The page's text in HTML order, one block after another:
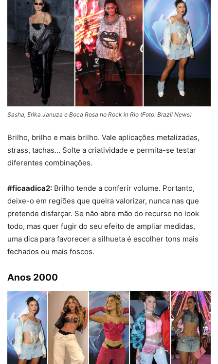
Sasha, Erika Januza e Boca Rosa no Rock in Rio (Foto: Brazil News)
Brilho, brilho e mais brilho. Vale aplicações metalizadas,
strass, tachas… Solte a criatividade e permita-se testar
diferentes combinações.
#ficaadica2: Brilho tende a conferir volume. Portanto,
deixe-o em regiões que queira valorizar, nunca nas que
pretende disfarçar. Se não abre mão do recurso no look
todo, mas quer fugir do seu efeito de ampliar medidas,
uma dica para favorecer a silhueta é escolher tons mais
fechados ou mais foscos.
Anos 2000